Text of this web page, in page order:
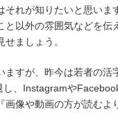
それが知りたいと思いま
と以外の雰囲気などを伝
せましょう。
ますが、昨今は若者の活
し、Instagramや
画像や動画の方が読むよ